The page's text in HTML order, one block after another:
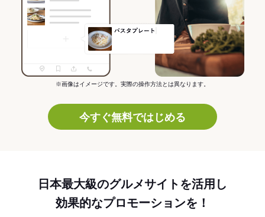
※画像はイメージです。実際の操作方法とは異なります。
今すぐ無料ではじめる
日本最大級のグルメサイトを活用し
効果的なプロモーションを！